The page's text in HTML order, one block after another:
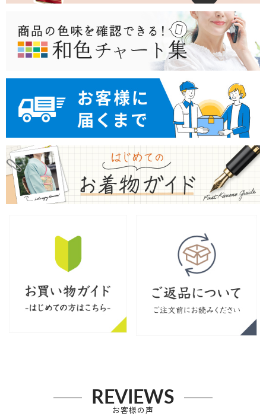
REVIEWS
お客様の声